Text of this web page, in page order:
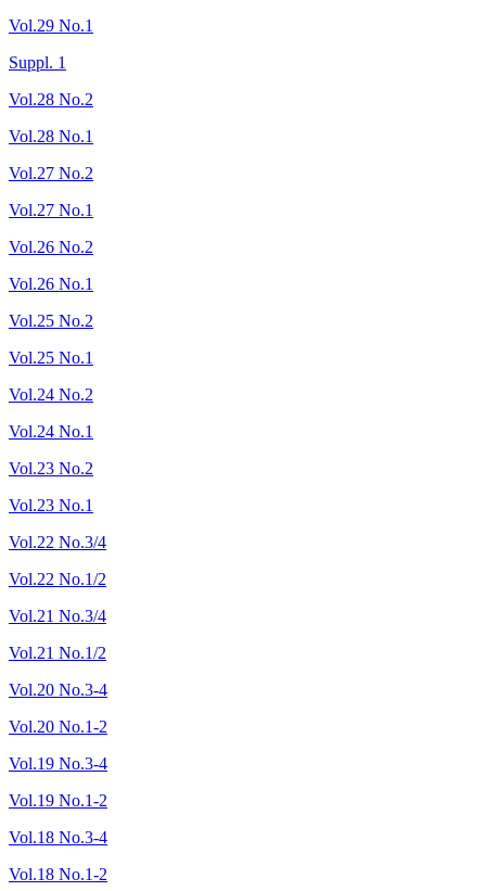
Vol.29 No.1
Suppl. 1
Vol.28 No.2
Vol.28 No.1
Vol.27 No.2
Vol.27 No.1
Vol.26 No.2
Vol.26 No.1
Vol.25 No.2
Vol.25 No.1
Vol.24 No.2
Vol.24 No.1
Vol.23 No.2
Vol.23 No.1
Vol.22 No.3/4
Vol.22 No.1/2
Vol.21 No.3/4
Vol.21 No.1/2
Vol.20 No.3-4
Vol.20 No.1-2
Vol.19 No.3-4
Vol.19 No.1-2
Vol.18 No.3-4
Vol.18 No.1-2